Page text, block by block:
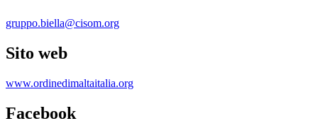
gruppo.biella@cisom.org
Sito web
www.ordinedimaltaitalia.org
Facebook